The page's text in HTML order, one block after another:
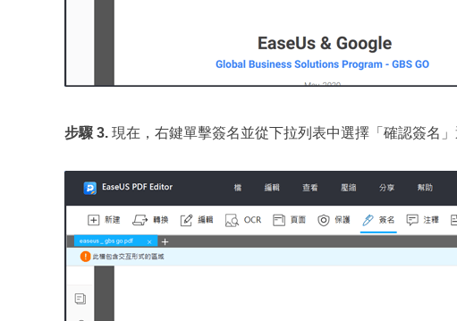
步驟 3. 現在，右鍵單擊簽名並從下拉列表中選擇「確認簽名」